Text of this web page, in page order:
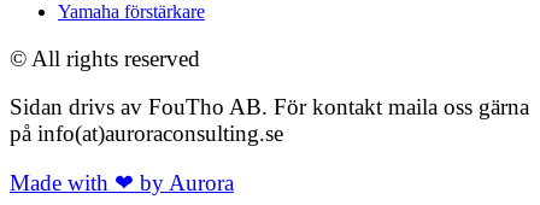
Yamaha förstärkare
© All rights reserved
Sidan drivs av FouTho AB. För kontakt maila oss gärna
på info(at)auroraconsulting.se
Made with ❤ by Aurora